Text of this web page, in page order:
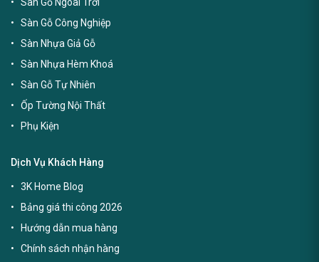
Sàn Gỗ Công Nghiệp
Sàn Nhựa Giả Gỗ
Sàn Nhựa Hèm Khoá
Sàn Gỗ Tự Nhiên
Ốp Tường Nội Thất
Phụ Kiện
Dịch Vụ Khách Hàng
3K Home Blog
Bảng giá thi công 2026
Hướng dẫn mua hàng
Chính sách nhận hàng